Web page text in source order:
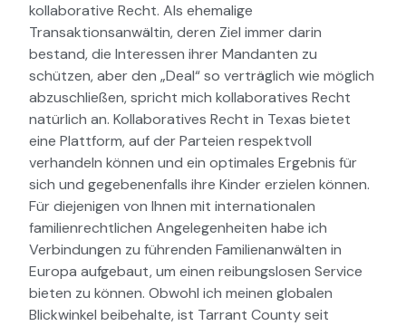
kollaborative Recht. Als ehemalige
Transaktionsanwältin, deren Ziel immer darin
bestand, die Interessen ihrer Mandanten zu
schützen, aber den „Deal“ so verträglich wie möglich
abzuschließen, spricht mich kollaboratives Recht
natürlich an. Kollaboratives Recht in Texas bietet
eine Plattform, auf der Parteien respektvoll
verhandeln können und ein optimales Ergebnis für
sich und gegebenenfalls ihre Kinder erzielen können.
Für diejenigen von Ihnen mit internationalen
familienrechtlichen Angelegenheiten habe ich
Verbindungen zu führenden Familienanwälten in
Europa aufgebaut, um einen reibungslosen Service
bieten zu können. Obwohl ich meinen globalen
Blickwinkel beibehalte, ist Tarrant County seit